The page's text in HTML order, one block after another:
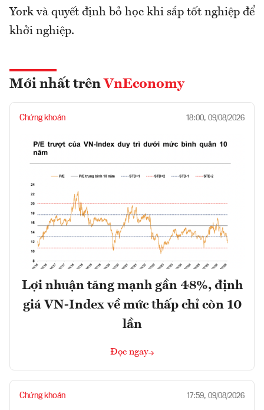
York và quyết định bỏ học khi sắp tốt nghiệp để
khởi nghiệp.
Mới nhất trên VnEconomy
Chứng khoán 18:00, 09/08/2026
Lợi nhuận tăng mạnh gần 48%, định
giá VN-Index về mức thấp chỉ còn 10
lần
Đọc ngay
Chứng khoán 17:59, 09/08/2026